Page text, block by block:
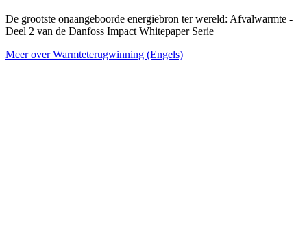
De grootste onaangeboorde energiebron ter wereld: Afvalwarmte -
Deel 2 van de Danfoss Impact Whitepaper Serie
Meer over Warmteterugwinning (Engels)